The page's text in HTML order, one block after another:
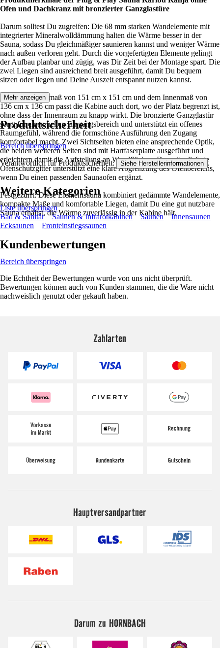
Ofen und Dachkranz mit bronzierter Ganzglastüre
Darum solltest Du zugreifen: Die 68 mm starken Wandelemente mit
integrierter Mineralwolldämmung halten die Wärme besser in der
Sauna, sodass Du gleichmäßiger saunieren kannst und weniger Wärme
nach außen verloren geht. Durch die vorgefertigten Elemente gelingt
der Aufbau planbar und zügig, was Dir Zeit bei der Montage spart. Die
zwei Liegen sind ausreichend breit ausgeführt, damit Du bequem
sitzen oder liegen und Deine Auszeit entspannt nutzen kannst.
Mit dem Außenmaß von 151 cm x 151 cm und dem Innenmaß von
136 cm x 136 cm passt die Kabine auch dort, wo der Platz begrenzt ist,
ohne dass der Innenraum zu knapp wirkt. Die bronzierte Ganzglastür
sorgt für einen hellen Eingangsbereich und unterstützt ein offenes
Raumgefühl, während die formschöne Ausführung den Zugang
komfortabel macht. Zwei Sichtseiten bieten eine ansprechende Optik,
die beiden weiteren Seiten sind mit Hartfaserplatte ausgeführt und
erleichtern damit die Aufstellung an Wandflächen. Das mitgelieferte
Ofenschutzgitter unterstützt eine klare Abgrenzung des Ofenbereichs,
wenn Du einen passenden Saunaofen ergänzt.
Festgezurrt: Diese Elementsauna kombiniert gedämmte Wandelemente,
kompakte Maße und komfortable Liegen, damit Du eine gut nutzbare
Sauna erhältst, die Wärme zuverlässig in der Kabine hält.
Mehr anzeigen
Produktsicherheit
Bereich überspringen
Verantwortlich für Produktsicherheit: Siehe Herstellerinformationen .
Weitere Kategorien
Liste überspringen
Bad & Sanitär
Saunen & Infrarotkabinen Saunen
Innensaunen
Ecksaunen
Fronteinstiegssaunen
Kundenbewertungen
Bereich überspringen
Die Echtheit der Bewertungen wurde von uns nicht überprüft.
Bewertungen können auch von Kunden stammen, die die Ware nicht
nachweislich genutzt oder gekauft haben.
Zahlarten
Hauptversandpartner
Darum zu HORNBACH